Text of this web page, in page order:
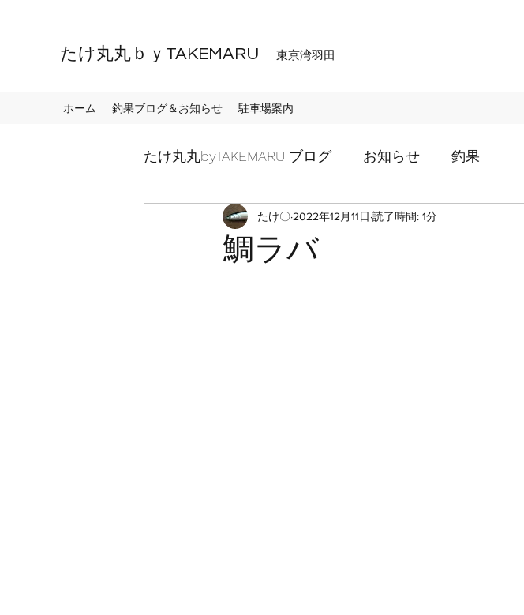
たけ丸丸ｂｙTAKEMARU 東京湾羽田
ホーム 釣果ブログ＆お知らせ 駐車場案内
たけ丸丸byTAKEMARU ブログ お知らせ 釣果
鯛ラバ
たけ〇 2022年12月11日 読了時間: 1分